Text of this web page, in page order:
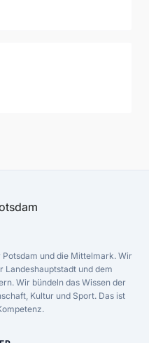
und die Mittelmark. Wir
Landeshauptstadt und dem
Wir bündeln das Wissen der
Kultur und Sport. Das ist